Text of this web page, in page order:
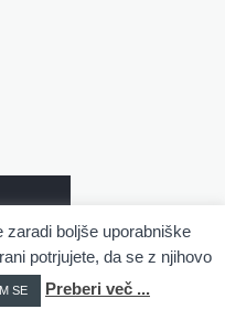
zaradi boljše uporabniške
potrjujete, da se z njihovo
SE Preberi več ...